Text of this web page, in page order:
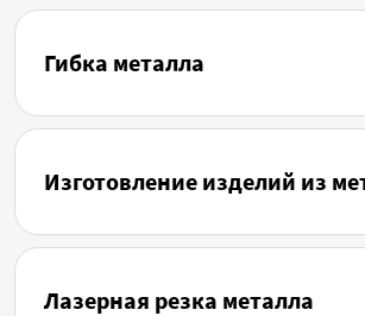
Гибка металла
Изготовление изделий из
Лазерная резка металла